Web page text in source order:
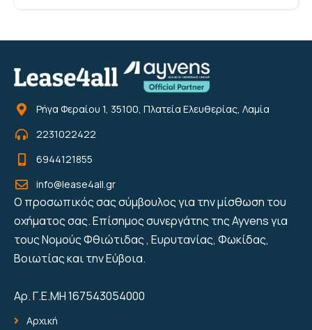
Ρήγα Φεραίου 1, 35100, Πλατεία Ελευθερίας, Λαμία
2231022422
6944121855
info@lease4all.gr
Ο προσωπικός σας σύμβουλος για την μίσθωση του
οχήματος σας. Επίσημος συνεργάτης της Ayvens για
τους Νομούς Φθιώτιδας , Ευρυτανίας, Φωκίδας,
Βοιωτίας και την Εύβοια.
Αρ. Γ.Ε.ΜΗ 167543054000
Αρχική